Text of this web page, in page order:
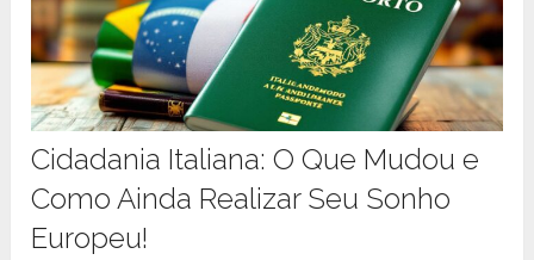
Cidadania Italiana: O Que Mudou e
Como Ainda Realizar Seu Sonho
Europeu!